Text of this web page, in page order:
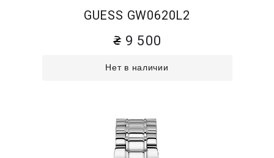
GUESS GW0620L2
9 500
Нет в наличии